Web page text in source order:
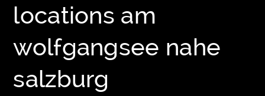
locations am
wolfgangsee nahe
salzburg